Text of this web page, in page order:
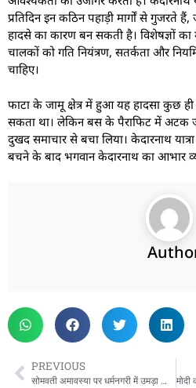
प्रतिदिन इन कठिन पहाड़ी मार्गों से गुजरते
हादसे का कारण बन सकती है। विशेषज्ञों का
चालकों को गति नियंत्रण, सतर्कता और
चाहिए।
फाटा के जामू क्षेत्र में हुआ यह हादसा कुछ
सकता था। लेकिन बस के पैराफिट में अटक
दुखद समाचार से बचा लिया। केदारनाथ
बचने के बाद भगवान केदारनाथ का आभार
PREVIOUS
सोमवती अमावस्या पर धर्मनगरी में उमड़ा आस्था का जनसैलाब, ‘हर-हर गंगे’ जयघोष से गूंजे घाट